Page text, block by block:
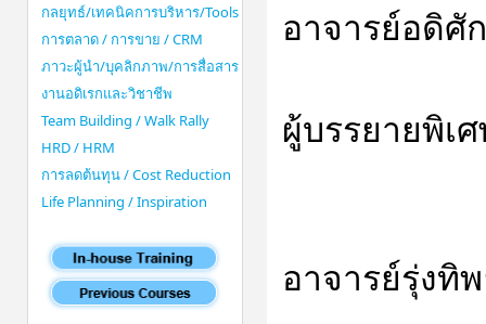
กลยุทธ์/เทคนิคการบริหาร/Tools
การตลาด / การขาย / CRM
ภาวะผู้นำ/บุคลิกภาพ/การสื่อสาร
งานอดิเรกและวิชาชีพ
Team Building / Walk Rally
HRD / HRM
การลดต้นทุน / Cost Reduction
Life Planning / Inspiration
อาจารย์อดิศั
ผู้บรรยายพิเ
อาจารย์รุ่งทิ